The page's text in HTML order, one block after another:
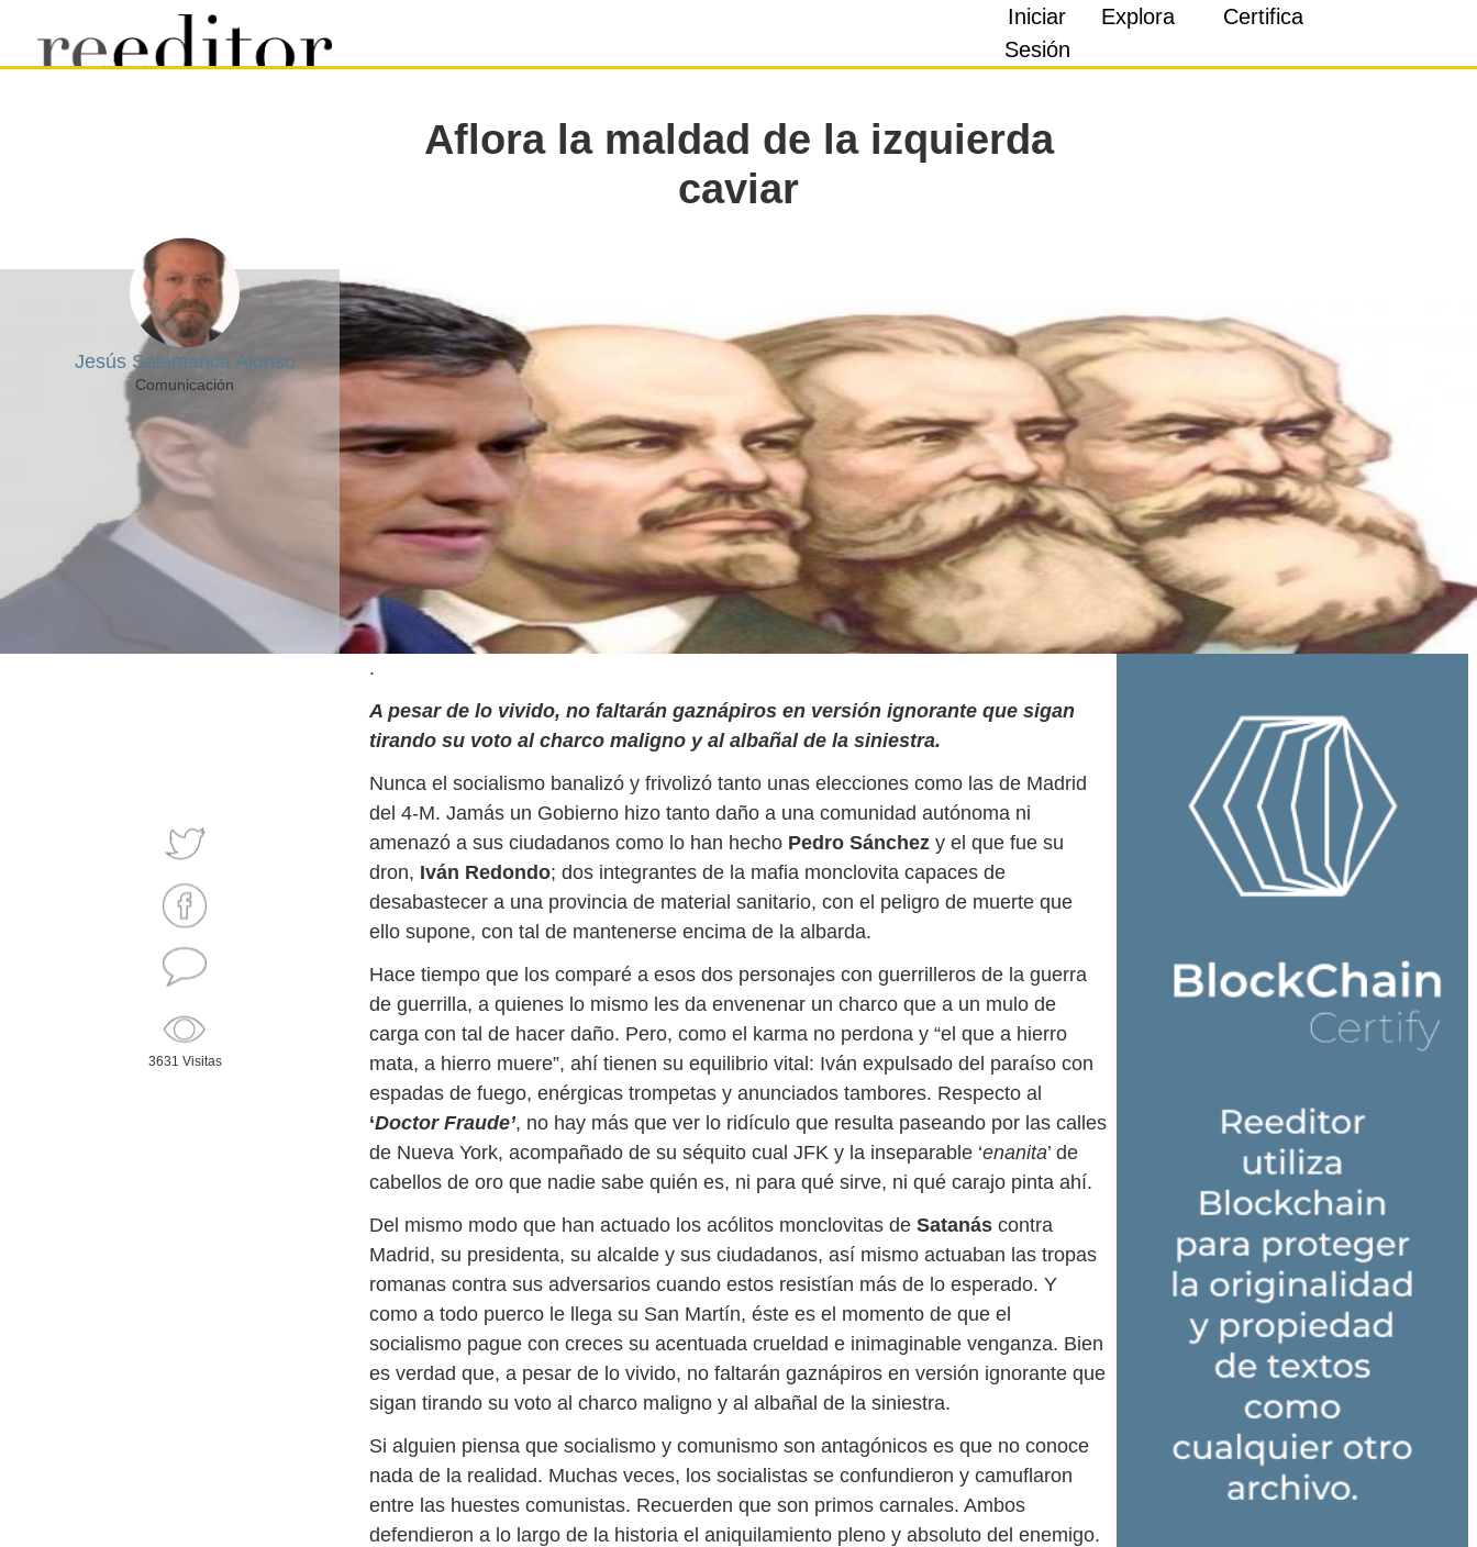
Iniciar
Sesión
Explora Certifica
Jesús Salamanca Alonso
Comunicación
Aflora la maldad de la izquierda
caviar
3631 Visitas
.
A pesar de lo vivido, no faltarán gaznápiros en versión ignorante que sigan
tirando su voto al charco maligno y al albañal de la siniestra.
Nunca el socialismo banalizó y frivolizó tanto unas elecciones como las de Madrid
del 4-M. Jamás un Gobierno hizo tanto daño a una comunidad autónoma ni
amenazó a sus ciudadanos como lo han hecho Pedro Sánchez y el que fue su
dron, Iván Redondo; dos integrantes de la mafia monclovita capaces de
desabastecer a una provincia de material sanitario, con el peligro de muerte que
ello supone, con tal de mantenerse encima de la albarda.
Hace tiempo que los comparé a esos dos personajes con guerrilleros de la guerra
de guerrilla, a quienes lo mismo les da envenenar un charco que a un mulo de
carga con tal de hacer daño. Pero, como el karma no perdona y “el que a hierro
mata, a hierro muere”, ahí tienen su equilibrio vital: Iván expulsado del paraíso con
espadas de fuego, enérgicas trompetas y anunciados tambores. Respecto al
‘Doctor Fraude’, no hay más que ver lo ridículo que resulta paseando por las calles
de Nueva York, acompañado de su séquito cual JFK y la inseparable ‘enanita’ de
cabellos de oro que nadie sabe quién es, ni para qué sirve, ni qué carajo pinta ahí.
Del mismo modo que han actuado los acólitos monclovitas de Satanás contra
Madrid, su presidenta, su alcalde y sus ciudadanos, así mismo actuaban las tropas
romanas contra sus adversarios cuando estos resistían más de lo esperado. Y
como a todo puerco le llega su San Martín, éste es el momento de que el
socialismo pague con creces su acentuada crueldad e inimaginable venganza. Bien
es verdad que, a pesar de lo vivido, no faltarán gaznápiros en versión ignorante que
sigan tirando su voto al charco maligno y al albañal de la siniestra.
Si alguien piensa que socialismo y comunismo son antagónicos es que no conoce
nada de la realidad. Muchas veces, los socialistas se confundieron y camuflaron
entre las huestes comunistas. Recuerden que son primos carnales. Ambos
defendieron a lo largo de la historia el aniquilamiento pleno y absoluto del enemigo.